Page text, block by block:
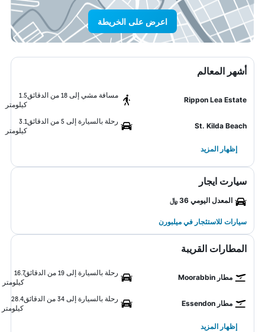
اعرض على الخريطة
أشهر المعالم
Rippon Lea Estate
مسافة مشي إلى 18 من الدقائق
1.5
كيلومتر
St. Kilda Beach
رحلة بالسيارة إلى 5 من الدقائق
3.1
كيلومتر
إظهار المزيد
سيارت ايجار
المعدل اليومي 36 ﷼
سيارات للاستئجار في ميلبورن
المطارات القريبة
مطار Moorabbin
رحلة بالسيارة إلى 19 من الدقائق
16.7
كيلومتر
مطار Essendon
رحلة بالسيارة إلى 34 من الدقائق
28.4
كيلومتر
إظهار المزيد